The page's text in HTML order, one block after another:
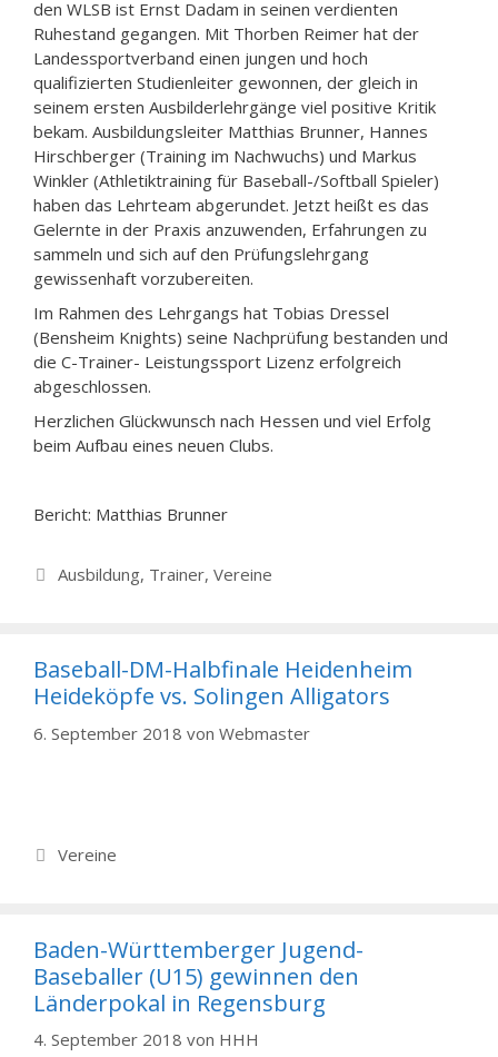
den WLSB ist Ernst Dadam in seinen verdienten
Ruhestand gegangen. Mit Thorben Reimer hat der
Landessportverband einen jungen und hoch
qualifizierten Studienleiter gewonnen, der gleich in
seinem ersten Ausbilderlehrgänge viel positive Kritik
bekam. Ausbildungsleiter Matthias Brunner, Hannes
Hirschberger (Training im Nachwuchs) und Markus
Winkler (Athletiktraining für Baseball-/Softball Spieler)
haben das Lehrteam abgerundet. Jetzt heißt es das
Gelernte in der Praxis anzuwenden, Erfahrungen zu
sammeln und sich auf den Prüfungslehrgang
gewissenhaft vorzubereiten.
Im Rahmen des Lehrgangs hat Tobias Dressel
(Bensheim Knights) seine Nachprüfung bestanden und
die C-Trainer- Leistungssport Lizenz erfolgreich
abgeschlossen.
Herzlichen Glückwunsch nach Hessen und viel Erfolg
beim Aufbau eines neuen Clubs.
Bericht: Matthias Brunner
Kategorien
Ausbildung, Trainer, Vereine
Baseball-DM-Halbfinale Heidenheim
Heideköpfe vs. Solingen Alligators
6. September 2018 von Webmaster
Kategorien
Vereine
Baden-Württemberger Jugend-
Baseballer (U15) gewinnen den
Länderpokal in Regensburg
4. September 2018 von HHH